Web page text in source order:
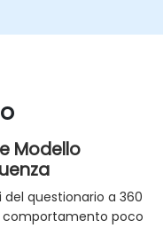
Modello
del questionario a 360
comportamento poco